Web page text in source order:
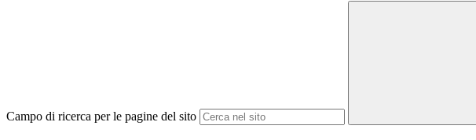
Campo di ricerca per le pagine del sito